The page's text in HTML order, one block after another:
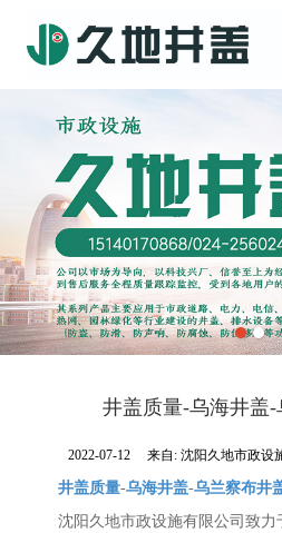
井盖质量-乌海井盖
2022-07-12 来自: 沈阳久地市政设
井盖质量-乌海井盖-乌兰察布井
沈阳久地市政设施有限公司致